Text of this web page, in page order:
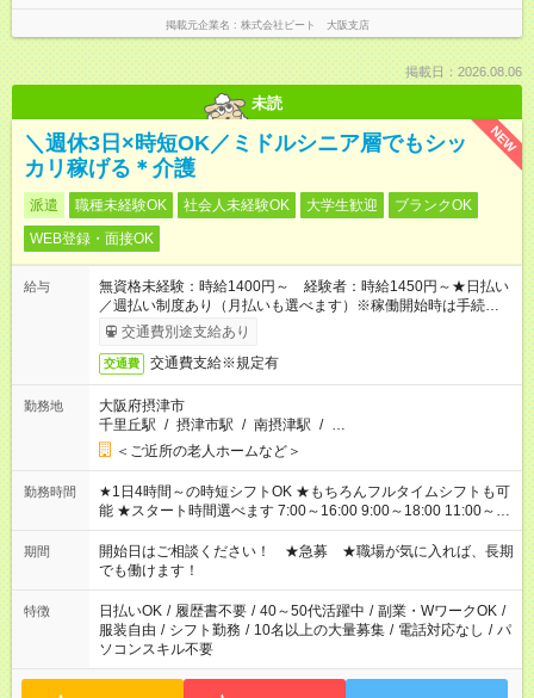
掲載元企業名 株式会社ビート 大阪支店
掲載日：2026.08.06
未読
NEW
＼週休3日×時短OK／ミドルシニア層でもシッ
カリ稼げる＊介護
派遣 職種未経験OK 社会人未経験OK 大学生歓迎
ブランクOK
WEB登録・面接OK
給与
無資格未経験：時給1400円～ 経験者：時給1450円～★日払い
／週払い制度あり（月払いも選べます）※稼働開始時は手続き完
了次第のお支払いとなります。
交通費別途支給あり
交通費 交通費支給※規定有
勤務地
大阪府摂津市
千里丘駅 / 摂津市駅 / 南摂津駅 / …
＜ご近所の老人ホームなど＞
勤務時間
★1日4時間～の時短シフトOK ★もちろんフルタイムシフトも可
能 ★スタート時間選べます 7:00～16:00 9:00～18:00 11:00～
20:00 など 残業なし！ ※Wワークの場合、他のお仕事と合わせ
週40時間超の就業はご案内できません ※法令に基づき、週20時
間以上勤務は社会保険への加入対象となります ※労働者派遣法
（日雇い派遣の原則禁止）により、短時間・短期間の就業はご
案内が難しい場合があります
期間
開始日はご相談ください！ ★急募 ★職場が気に入れば、長期
でも働けます！
特徴 日払いOK / 履歴書不要 / 40～50代活躍中 / 副業・WワークOK /
服装自由 / シフト勤務 / 10名以上の大量募集 / 電話対応なし / パ
ソコンスキル不要